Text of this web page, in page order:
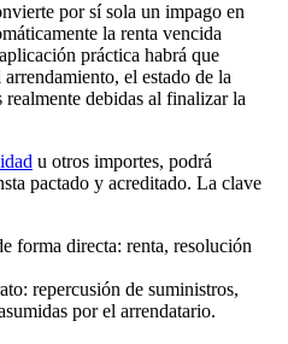
por sí sola un impago en
la renta vencida
práctica habrá que
el estado de la
debidas al finalizar la
u otros importes, podrá
pactado y acreditado. La clave
forma directa: renta, resolución
repercusión de suministros,
por el arrendatario.